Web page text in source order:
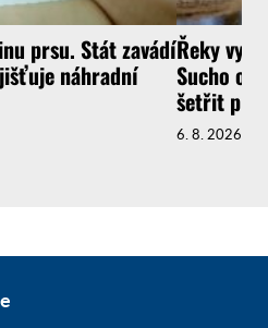
prsu. Stát zavádí
náhradní
Řeky
Sucho
šetřit
6. 8. 2026